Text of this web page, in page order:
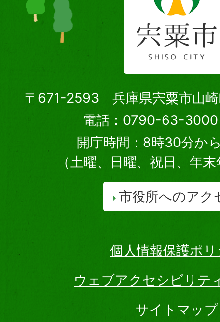
〒671-2593 兵庫県宍粟市山崎
電話：0790-63-3000
開庁時間：8時30分か
（土曜、日曜、祝日、年
市役所へのアク
個人情報保護ポ
ウェブアクセシビリテ
サイトマップ